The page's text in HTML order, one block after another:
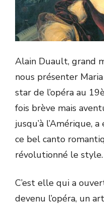
Alain Duault, grand
nous présenter
star de l’opéra au
fois brève mais
jusqu’à l’Amérique,
ce bel canto
révolutionné le style.
C’est elle qui a
devenu l’opéra, un